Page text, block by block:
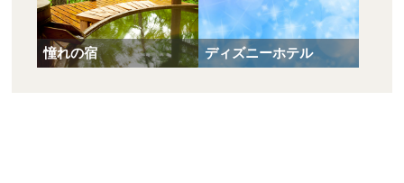
憧れの宿 ディズニーホテル